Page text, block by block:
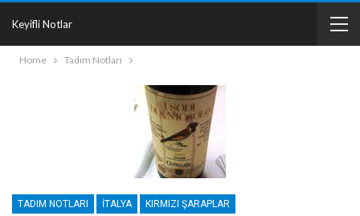
Keyifli Notlar
Home Tadım Notları
TADIM NOTLARI İTALYA KIRMIZI ŞARAPLAR